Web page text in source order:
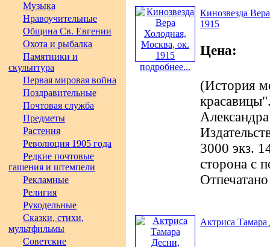
Музыка
Нравоучительные
Община Св. Евгении
Охота и рыбалка
Памятники и
скульптура
Первая мировая война
Поздравительные
Почтовая служба
Предметы
Растения
Революция 1905 года
Редкие почтовые
гашения и штемпели
Рекламные
Религия
Рукодельные
Сказки, стихи,
мультфильмы
Советские
подробнее...
Кинозвезда
1915
Цена:
(История
3000 экз.
сторона с
Актриса